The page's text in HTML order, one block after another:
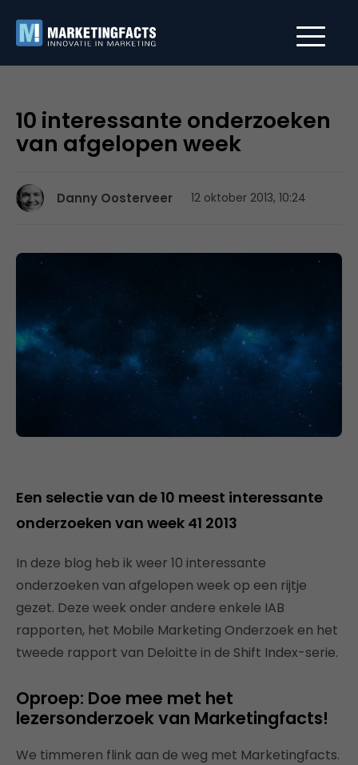
10 interessante onderzoeken
van afgelopen week
Danny Oosterveer 12 oktober 2013, 10:24
Een selectie van de 10 meest interessante
onderzoeken van week 41 2013
In deze blog heb ik weer 10 interessante
onderzoeken van afgelopen week op een rijtje
gezet. Deze week onder andere enkele IAB
rapporten, het Mobile Marketing Onderzoek en het
tweede rapport van Deloitte in de Shift Index-serie.
Oproep: Doe mee met het
lezersonderzoek van Marketingfacts!
We timmeren flink aan de weg met Marketingfacts.